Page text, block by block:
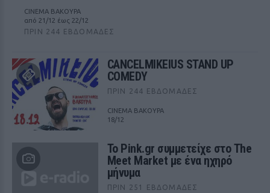
CINEMA ΒΑΚΟΥΡΑ
από 21/12 έως 22/12
ΠΡΙΝ 244 ΕΒΔΟΜΆΔΕΣ
CANCELMIKEIUS STAND UP
COMEDY
ΠΡΙΝ 244 ΕΒΔΟΜΆΔΕΣ
CINEMA ΒΑΚΟΥΡΑ
18/12
Το Pink.gr συμμετείχε στο The
Meet Market με ένα ηχηρό
μήνυμα
ΠΡΙΝ 251 ΕΒΔΟΜΆΔΕΣ